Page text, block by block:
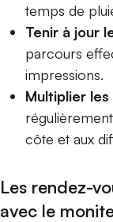
temps de
Tenir à jour
parcours
impressions.
Multiplier
côte et aux
Les rendez-
avec le